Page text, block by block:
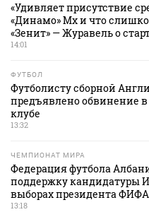
«Удивляет присутствие
«Динамо» Мх и что
«Зенит» — Журавель о
14:01
ФУТБОЛ
Футболисту сборной
предъявлено обвинение
клубе
13:32
ЧЕМПИОНАТ МИРА
Федерация футбола
поддержку кандидатуры
выборах президента ФИФА
13:18